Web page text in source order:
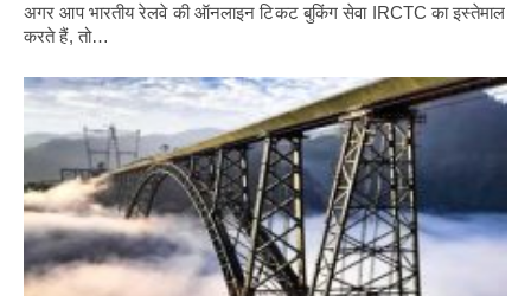
अगर आप भारतीय रेलवे की ऑनलाइन टिकट बुकिंग सेवा IRCTC का इस्तेमाल
करते हैं, तो…